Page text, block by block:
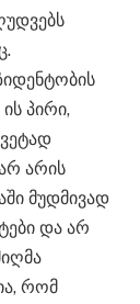
პირი,
არის
მუდმივად
და არ
რომ